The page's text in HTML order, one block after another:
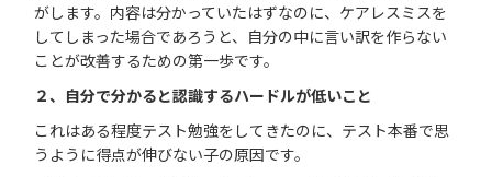
がします。内容は分かっていたはずなのに、ケアレスミスを
してしまった場合であろうと、自分の中に言い訳を作らない
ことが改善するための第一歩です。
２、自分で分かると認識するハードルが低いこと
これはある程度テスト勉強をしてきたのに、テスト本番で思
うように得点が伸びない子の原因です。